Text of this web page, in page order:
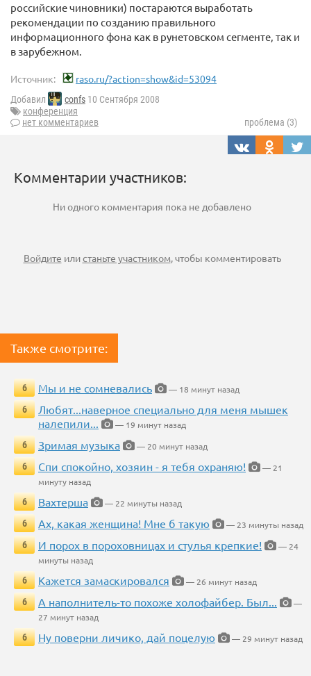
российские чиновники) постараются выработать
рекомендации по созданию правильного
информационного фона как в рунетовском сегменте, так и
в зарубежном.
Источник: raso.ru/?action=show&id=53094
Добавил confs 10 Сентября 2008
конференция
нет комментариев
проблема (3)
Комментарии участников:
Ни одного комментария пока не добавлено
Войдите илистаньте участником, чтобы комментировать
Также смотрите:
6 Мы и не сомневались
— 18 минут назад
6
Любят...наверное специально для меня мышек
налепили...
— 19 минут назад
6
Зримая музыка
— 20 минут назад
6
Спи спокойно, хозяин - я тебя охраняю!
— 21
минуту назад
6
Вахтерша
— 22 минуты назад
6
Ах, какая женщина! Мне б такую
— 23 минуты назад
6
И порох в пороховницах и стулья крепкие!
— 24
минуты назад
6
Кажется замаскировался
— 26 минут назад
6
А наполнитель-то похоже холофайбер. Был...
—
27 минут назад
6
Ну поверни личико, дай поцелую — 29 минут назад